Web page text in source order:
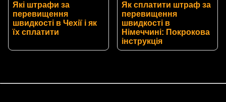
Які штрафи за
перевищення
швидкості в Чехії і як
їх сплатити
Як сплатити штраф за
перевищення
швидкості в
Німеччині: Покрокова
інструкція